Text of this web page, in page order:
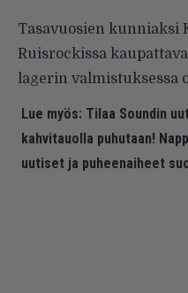
Tasavuosien kunniaksi
Ruisrockissa
lagerin valmistuksessa
Lue myös: Tilaa Soundin
kahvitauolla puhutaan!
uutiset ja puheenaiheet